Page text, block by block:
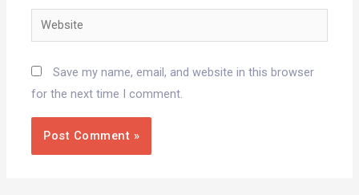
Website
Save my name, email, and website in this browser
for the next time I comment.